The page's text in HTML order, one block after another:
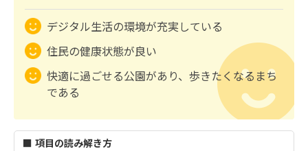
デジタル生活の環境が充実している
住民の健康状態が良い
快適に過ごせる公園があり、歩きたくなるまち
である
■ 項目の読み解き方